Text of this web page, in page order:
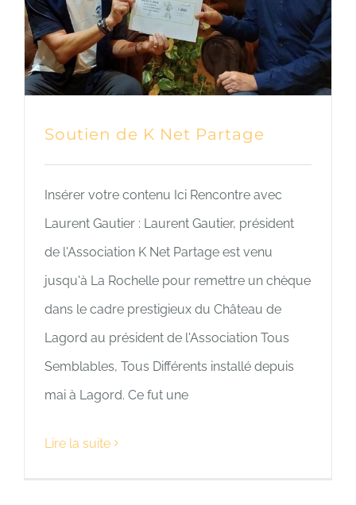
Soutien de K Net Partage
Insérer votre contenu Ici Rencontre avec
Laurent Gautier : Laurent Gautier, président
de l'Association K Net Partage est venu
jusqu'à La Rochelle pour remettre un chèque
dans le cadre prestigieux du Château de
Lagord au président de l'Association Tous
Semblables, Tous Différents installé depuis
mai à Lagord. Ce fut une
Lire la suite